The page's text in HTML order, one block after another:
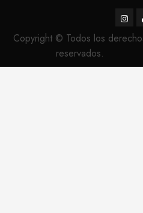
Copyright © Todos los
reservados.